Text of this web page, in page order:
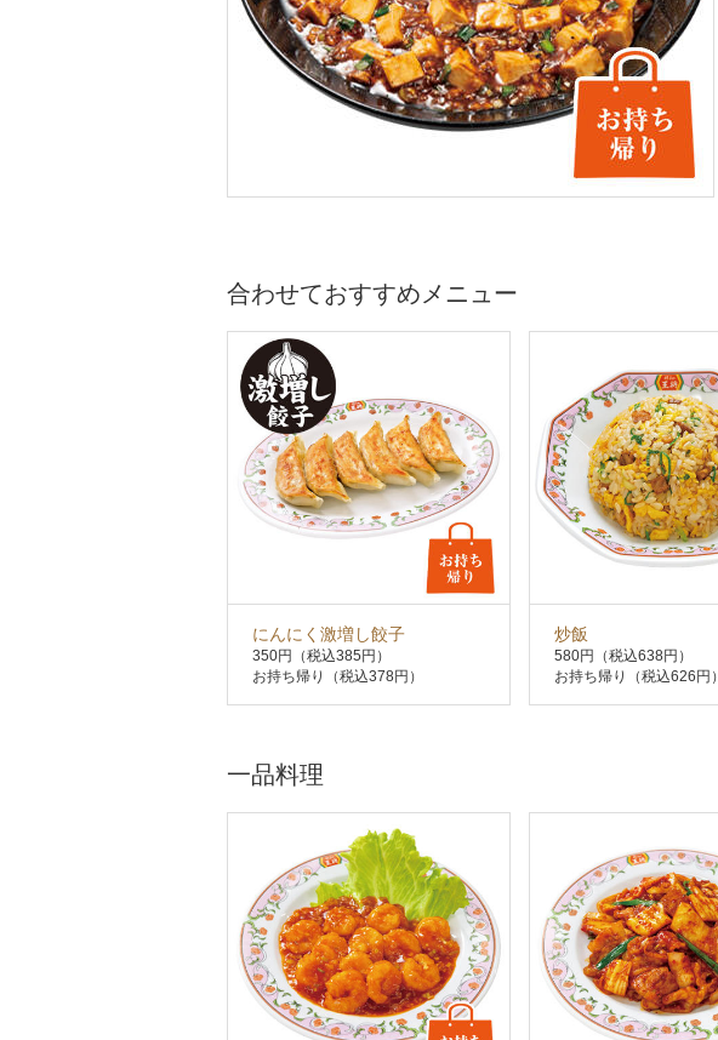
合わせておすすめメニュー
にんにく激増し餃子
350円
（税込385円）
お持ち帰り（税込378円）
炒飯
580円
（税込638円）
お持ち帰り（税込626円）
一品料理